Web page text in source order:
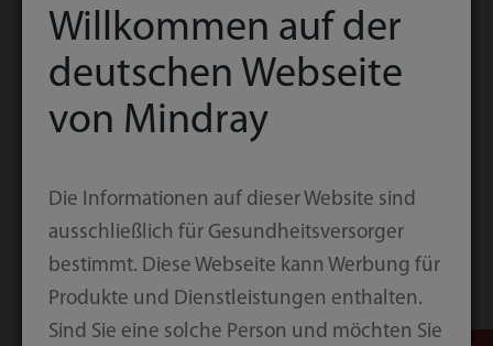
Willkommen auf der
deutschen Webseite
von Mindray
Die Informationen auf dieser Website sind
ausschließlich für Gesundheitsversorger
bestimmt. Diese Webseite kann Werbung für
Produkte und Dienstleistungen enthalten.
Sind Sie eine solche Person und möchten Sie